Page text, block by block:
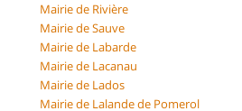
Mairie de Rivière
Mairie de Sauve
Mairie de Labarde
Mairie de Lacanau
Mairie de Lados
Mairie de Lalande de Pomerol